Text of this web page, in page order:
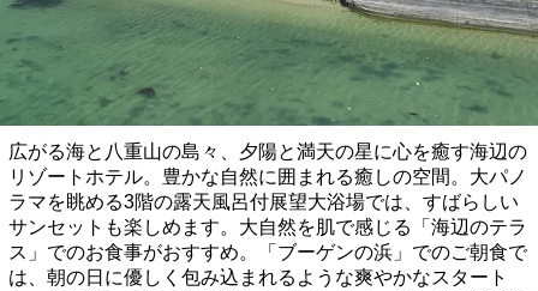
広がる海と八重山の島々、夕陽と満天の星に心を癒す海辺の
リゾートホテル。豊かな自然に囲まれる癒しの空間。大パノ
ラマを眺める3階の露天風呂付展望大浴場では、すばらしい
サンセットも楽しめます。大自然を肌で感じる「海辺のテラ
ス」でのお食事がおすすめ。「ブーゲンの浜」でのご朝食で
は、朝の日に優しく包み込まれるような爽やかなスタート